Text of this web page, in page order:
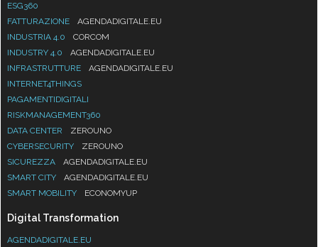
ESG360
FATTURAZIONE
AGENDADIGITALE.EU
INDUSTRIA 4.0
CORCOM
INDUSTRY 4.0
AGENDADIGITALE.EU
INFRASTRUTTURE
AGENDADIGITALE.EU
INTERNET4THINGS
PAGAMENTIDIGITALI
RISKMANAGEMENT360
DATA CENTER
ZEROUNO
CYBERSECURITY
ZEROUNO
SICUREZZA
AGENDADIGITALE.EU
SMART CITY
AGENDADIGITALE.EU
SMART MOBILITY
ECONOMYUP
Digital Transformation
AGENDADIGITALE.EU